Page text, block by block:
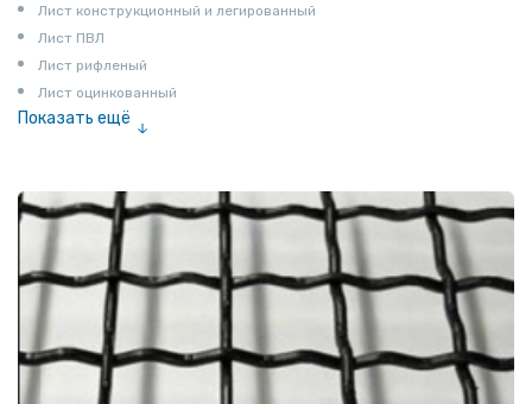
Лист конструкционный и легированный
Лист ПВЛ
Лист рифленый
Лист оцинкованный
Показать ещё